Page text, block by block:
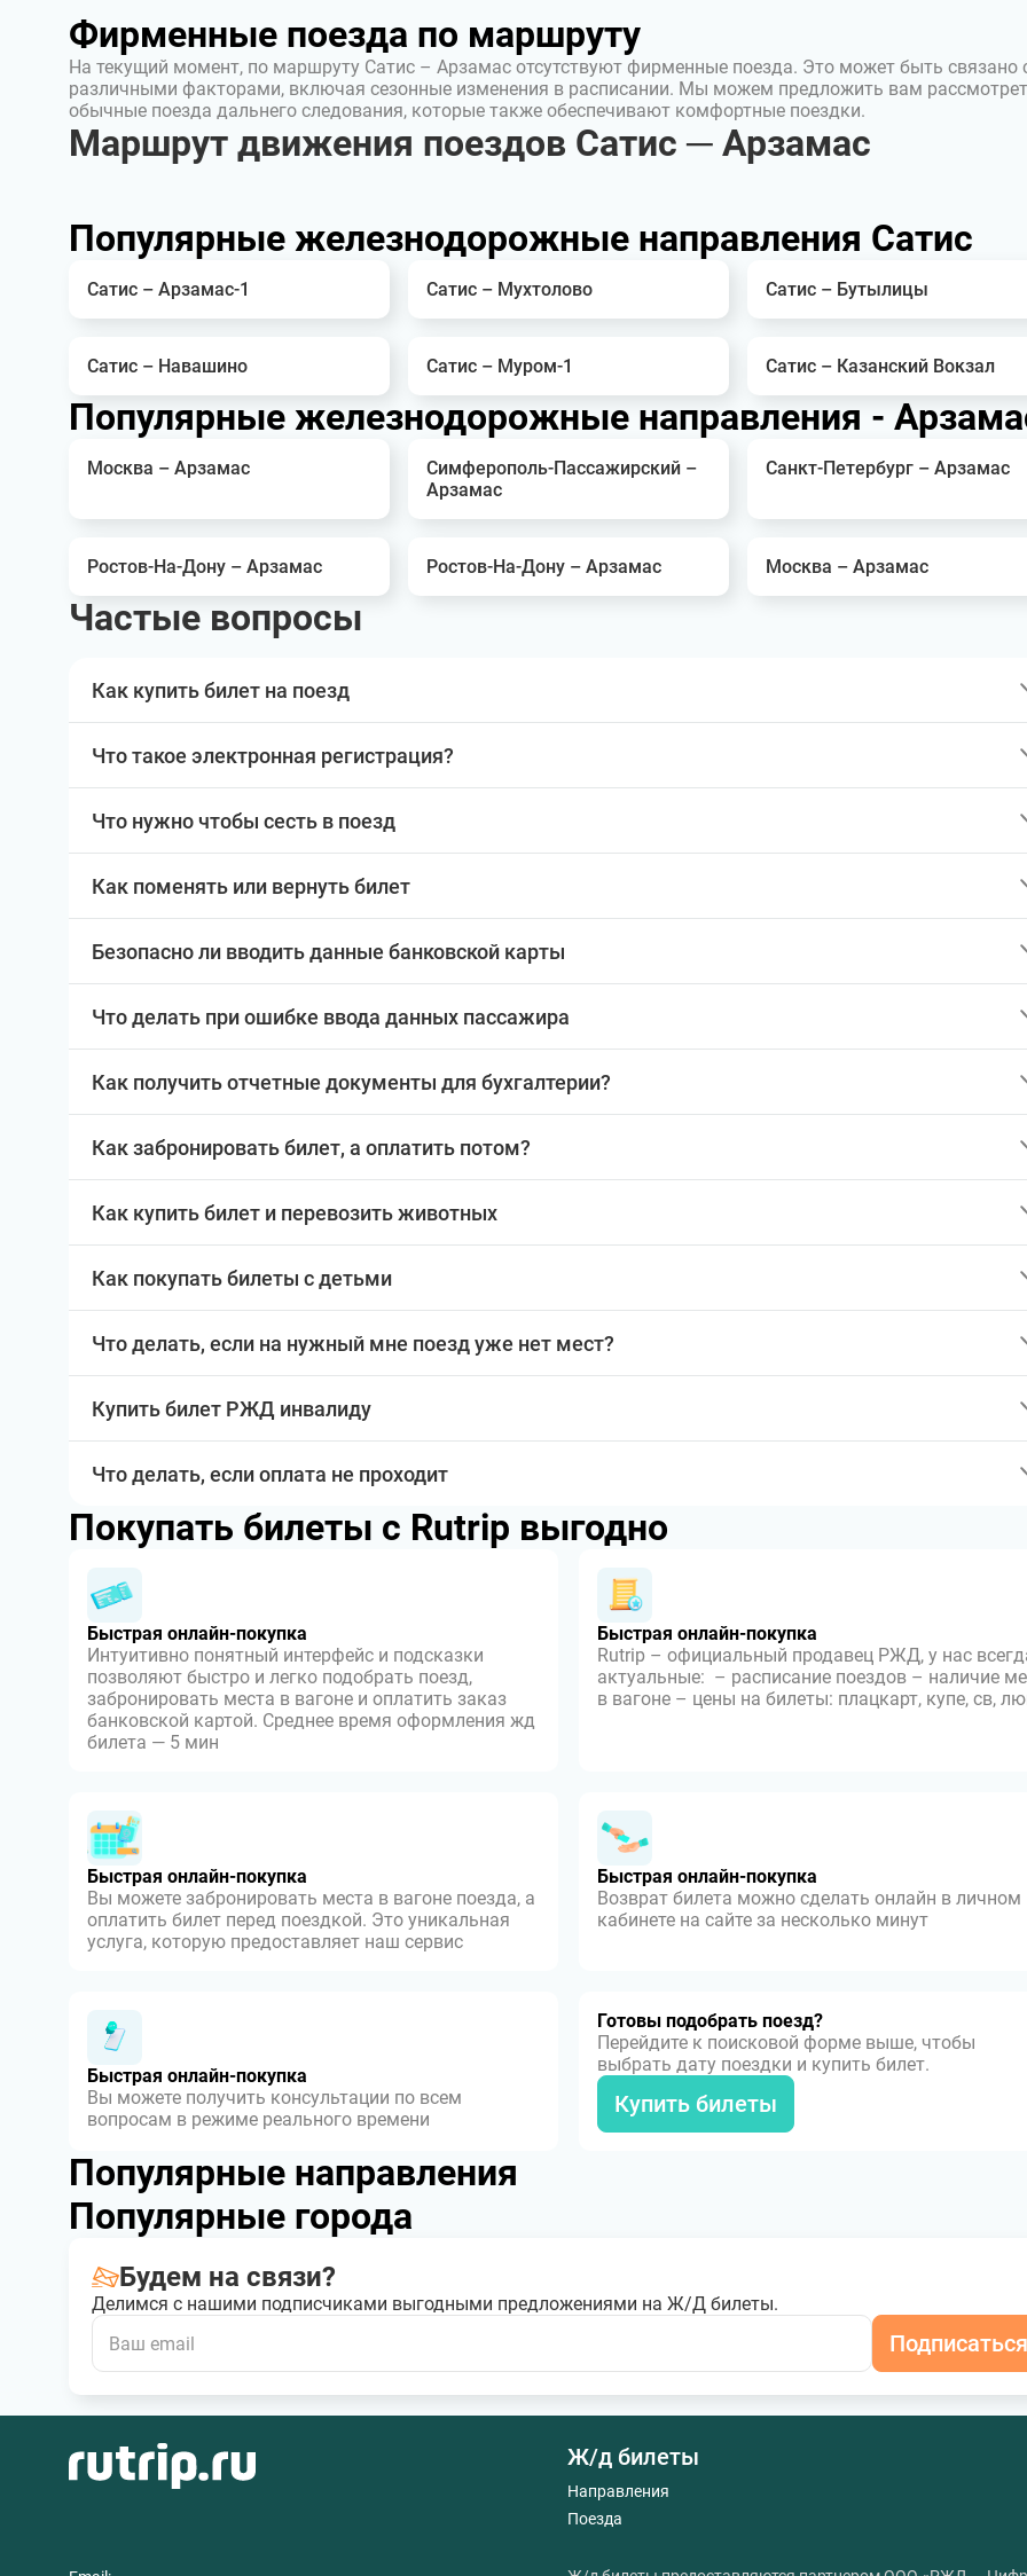
Фирменные поезда по маршруту
На текущий момент, по маршруту Сатис – Арзамас отсутствуют фирменные поезда. Это может быть связано
различными факторами, включая сезонные изменения в расписании. Мы можем предложить вам
обычные поезда дальнего следования, которые также обеспечивают комфортные поездки.
Маршрут движения поездов Сатис ─ Арзамас
Популярные железнодорожные направления Сатис
Сатис – Арзамас-1 Сатис – Мухтолово Сатис – Бутылицы
Сатис – Навашино Сатис – Муром-1 Сатис – Казанский Вокзал
Популярные железнодорожные направления -
Москва – Арзамас
Симферополь-Пассажирский –
Арзамас
Санкт-Петербург – Арзамас
Ростов-На-Дону – Арзамас Ростов-На-Дону – Арзамас Москва – Арзамас
Частые вопросы
Как купить билет на поезд
Что такое электронная регистрация?
Что нужно чтобы сесть в поезд
Как поменять или вернуть билет
Безопасно ли вводить данные банковской карты
Что делать при ошибке ввода данных пассажира
Как получить отчетные документы для бухгалтерии?
Как забронировать билет, а оплатить потом?
Как купить билет и перевозить животных
Как покупать билеты с детьми
Что делать, если на нужный мне поезд уже нет мест?
Купить билет РЖД инвалиду
Что делать, если оплата не проходит
Покупать билеты с Rutrip выгодно
Быстрая онлайн-покупка
Интуитивно понятный интерфейс и подсказки
позволяют быстро и легко подобрать поезд,
забронировать места в вагоне и оплатить заказ
банковской картой. Среднее время оформления жд
билета — 5 мин
Быстрая онлайн-покупка
Rutrip – официальный продавец РЖД, у нас
актуальные: – расписание поездов – наличие
в вагоне – цены на билеты: плацкарт, купе, св,
Быстрая онлайн-покупка
Вы можете забронировать места в вагоне поезда, а
оплатить билет перед поездкой. Это уникальная
услуга, которую предоставляет наш сервис
Быстрая онлайн-покупка
Возврат билета можно сделать онлайн в личном
кабинете на сайте за несколько минут
Быстрая онлайн-покупка
Вы можете получить консультации по всем
вопросам в режиме реального времени
Готовы подобрать поезд?
Перейдите к поисковой форме выше, чтобы
выбрать дату поездки и купить билет.
Купить билеты
Популярные направления
Популярные города
Будем на связи?
Делимся с нашими подписчиками выгодными предложениями на Ж/Д билеты.
Подписаться
Ж/д билеты
Направления
Поезда